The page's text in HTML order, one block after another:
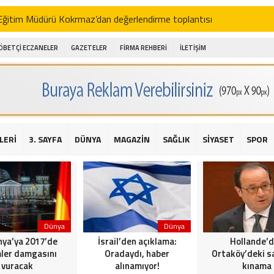
Müdürü Kokrmaz’dan değerlendirme toplantısı
Alibeyoğlu, Aile Destek Merkezini ziyaret etti
ıhlamur piyasalarda
şehitleri için bayraklı kayak gösterileri düzenlenecek
için yardım kermesi
2016 yılı değerlendirmesi
Sarıyer Çayırbaşı Cezayirli Hasan Paşa Camii’nde silahlı
Bahçeli’den Reina’ya düzenlenen terör saldırısına ilişkin açıklama
ECZANELER GAZETELER FİRMA REHBERİ İLETİŞİM
3. SAYFA DÜNYA MAGAZİN SAĞLIK SİYASET SPOR
Dünya
2017’de
damgasını
vuracak
Dünya
İsrail’den açıklama:
Oradaydı, haber
alınamıyor!
Ortaköy’deki
kınama